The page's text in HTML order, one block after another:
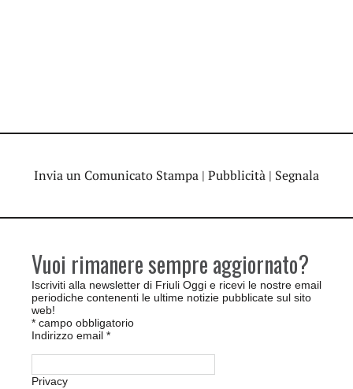
Invia un Comunicato Stampa | Pubblicità | Segnala
Vuoi rimanere sempre aggiornato?
Iscriviti alla newsletter di Friuli Oggi e ricevi le nostre email
periodiche contenenti le ultime notizie pubblicate sul sito
web!
* campo obbligatorio
Indirizzo email *
Privacy